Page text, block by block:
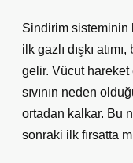
Sindirim sisteminin
ilk gazlı dışkı
gelir. Vücut hareket
sıvının neden
ortadan kalkar. Bu
sonraki ilk fırsatta